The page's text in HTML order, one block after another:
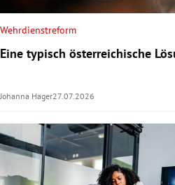
Wehrdienstreform
Eine typisch österreichische
Johanna Hager27.07.2026